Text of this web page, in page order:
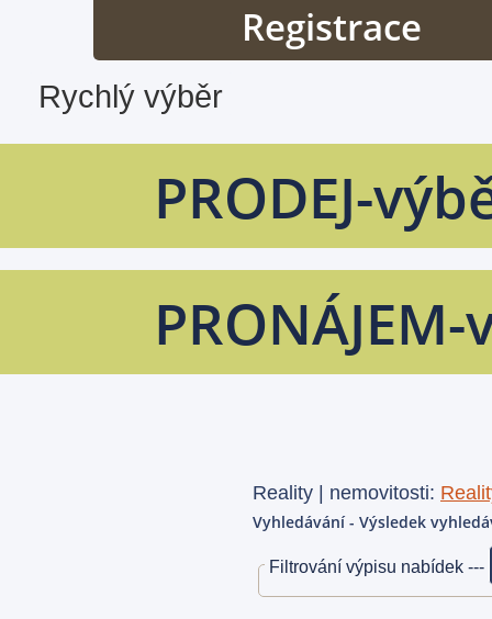
Registrace
PRODEJ-
Reality | nemovitosti:
Vyhledávání - Výsledek
Filtrování výpisu nabídek ---